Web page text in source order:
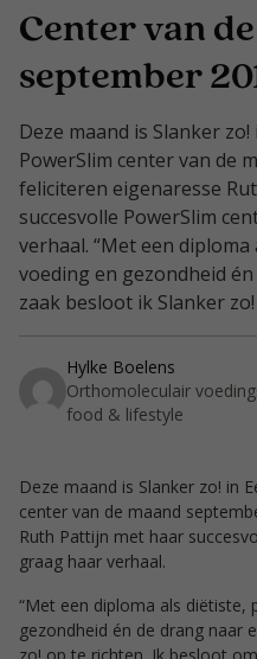
Center van
september
Deze maand is Slanker
PowerSlim center van de
feliciteren eigenaresse
succesvolle PowerSlim
verhaal. “Met een
voeding en gezondheid
zaak besloot ik Slanker
Hylke Boelens
Orthomoleculair
food & lifestyle
Deze maand is Slanker zo! in
center van de maand
Ruth Pattijn met haar
graag haar verhaal.
“Met een diploma als diëtiste,
gezondheid én de drang naar